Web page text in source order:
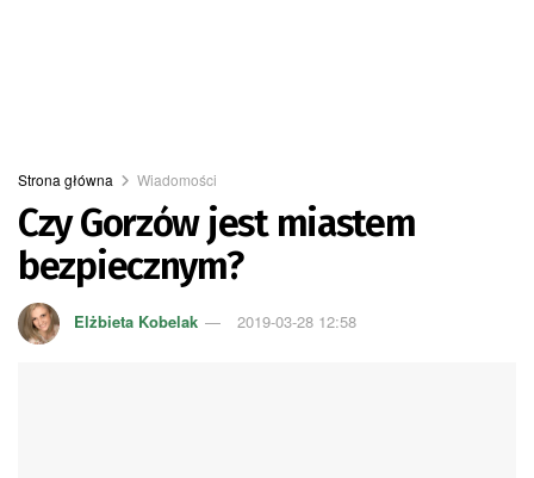
Strona główna Wiadomości
Czy Gorzów jest miastem
bezpiecznym?
Elżbieta Kobelak 2019-03-28 12:58